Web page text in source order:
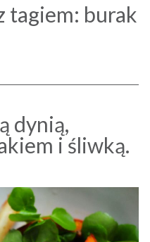
tagiem: burak
dynią,
i śliwką.